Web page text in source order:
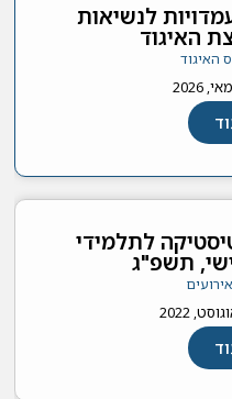
לנשיאות
האיגוד
האיגוד
לתלמידי
תשפ"ג